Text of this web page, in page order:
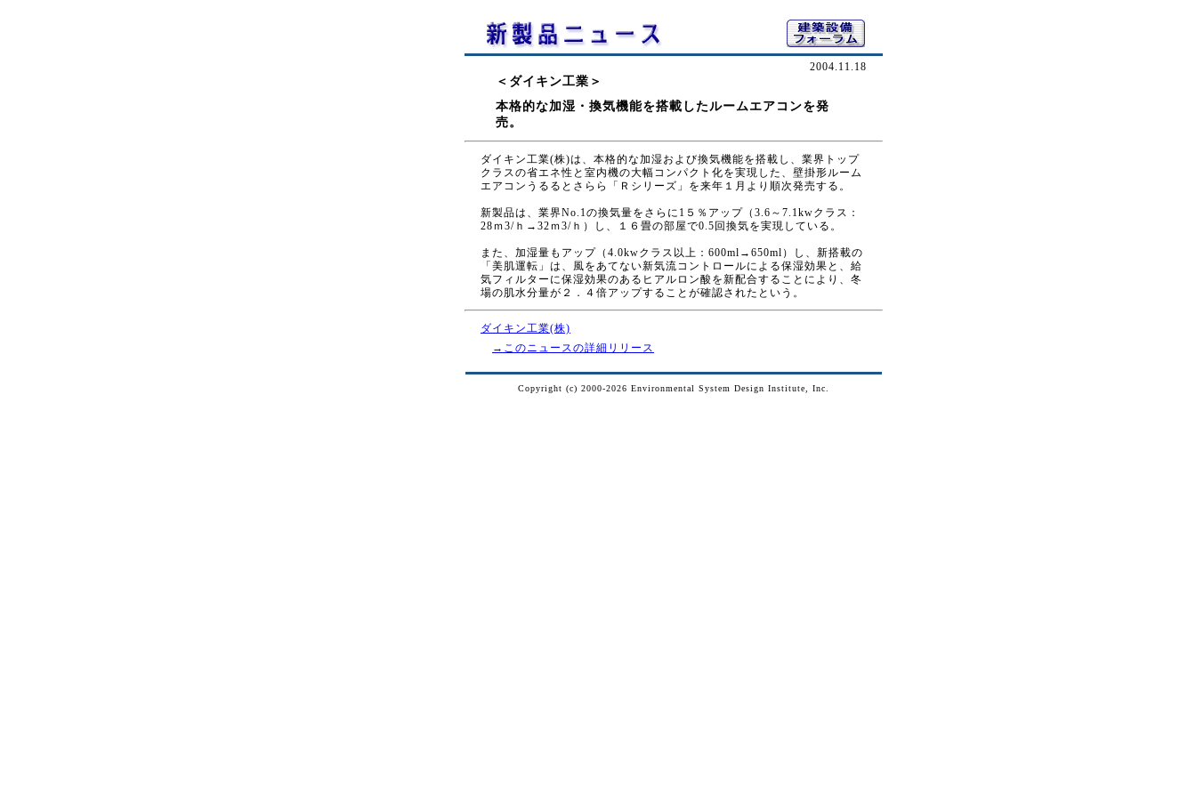
2004.11.18
＜ダイキン工業＞
本格的な加湿・換気機能を搭載したルームエアコンを発
売。
ダイキン工業(株)は、本格的な加湿および換気機能を搭載し、業界トップ
クラスの省エネ性と室内機の大幅コンパクト化を実現した、壁掛形ルーム
エアコンうるるとさらら「Ｒシリーズ」を来年１月より順次発売する。
新製品は、業界No.1の換気量をさらに1５％アップ（3.6～7.1kwクラス：
28ｍ3/ｈ→32ｍ3/ｈ）し、１６畳の部屋で0.5回換気を実現している。
また、加湿量もアップ（4.0kwクラス以上：600ml→650ml）し、新搭載の
「美肌運転」は、風をあてない新気流コントロールによる保湿効果と、給
気フィルターに保湿効果のあるヒアルロン酸を新配合することにより、冬
場の肌水分量が２．４倍アップすることが確認されたという。
ダイキン工業(株)
→このニュースの詳細リリース
Copyright (c) 2000-2026 Environmental System Design Institute, Inc.